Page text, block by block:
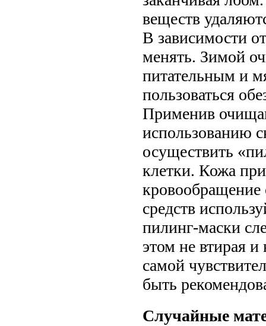
веществ
В зависимости
менять. Зимой
питательным и
пользоваться
Применив
использованию
осуществить
клетки. Кожа
кровообращение
средств
пилинг-маски
этом не втирая
самой
быть
Случайные